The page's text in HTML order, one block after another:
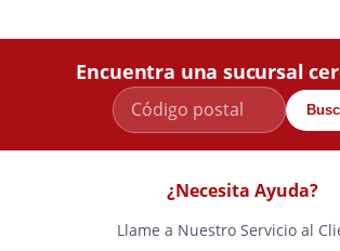
Encuentra una sucursal
¿Necesita Ayuda?
Llame a Nuestro Servicio al